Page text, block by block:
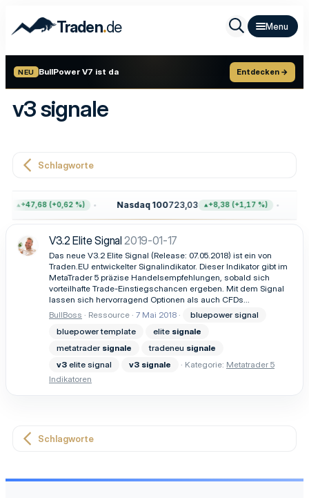
Traden.de
NEU BullPower V7 ist da Entdecken →
v3 signale
Schlagworte
+47,68 (+0,62 %) Nasdaq 100723,03 +8,38 (+1,17 %)
V3.2 Elite Signal 2019-01-17
Das neue V3.2 Elite Signal (Release: 07.05.2018) ist ein von
Traden.EU entwickelter Signalindikator. Dieser Indikator gibt im
MetaTrader 5 präzise Handelsempfehlungen, sobald sich
vorteilhafte Trade-Einstiegschancen ergeben. Mit dem Signal
lassen sich hervorragend Optionen als auch CFDs...
BullBoss
Ressource 7 Mai 2018
bluepower signal
bluepower template
elite signale
metatrader signale tradeneu signale
v3 elite signal v3 signale Kategorie: Metatrader 5
Indikatoren
Schlagworte